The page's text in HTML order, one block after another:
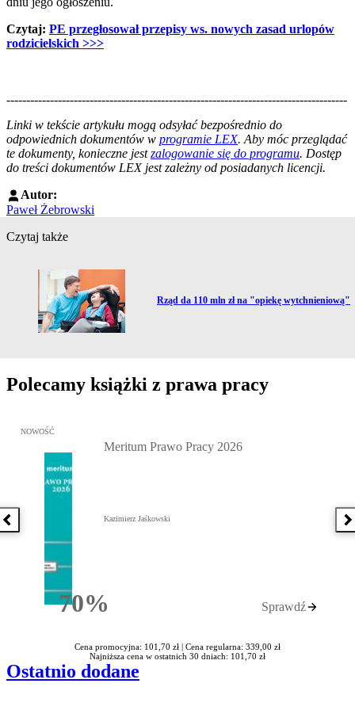
Czytaj: PE przegłosował przepisy ws. nowych zasad urlopów
rodzicielskich >>>
--------------------------------------------------------------------------------------
Linki w tekście artykułu mogą odsyłać bezpośrednio do
odpowiednich dokumentów w programie LEX. Aby móc przeglądać
te dokumenty, konieczne jestzalogowanie się do programu. Dostęp
do treści dokumentów LEX jest zależny od posiadanych licencji.
Autor:
Paweł Żebrowski
Czytaj także
Przejdź do artykułu:
Rząd da 110 mln zł na "opiekę wytchnieniową"
Polecamy książki z prawa pracy
Poprzednia książka
Przejdź do: Meritum Prawo Pracy 2026, Kazimierz Jaśkowski -
NOWOŚĆ
70%Rabatu
Meritum Prawo Pracy 2026
Kazimierz Jaśkowski
Sprawdź
Cena promocyjna: 101,70 zł | Cena regularna: 339,00 zł
Najniższa cena w ostatnich 30 dniach: 101,70 zł
Ostatnio dodane